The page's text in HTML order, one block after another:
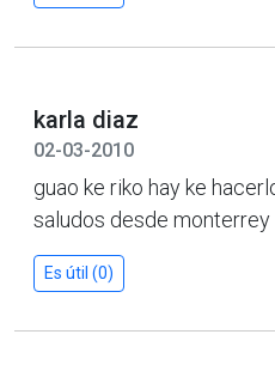
karla diaz
02-03-2010
guao ke riko hay ke
saludos desde monterrey
Es útil (0)